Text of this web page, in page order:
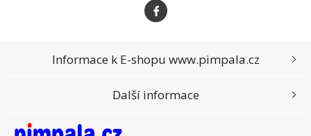
Informace k E-shopu www.pimpala.cz
Další informace